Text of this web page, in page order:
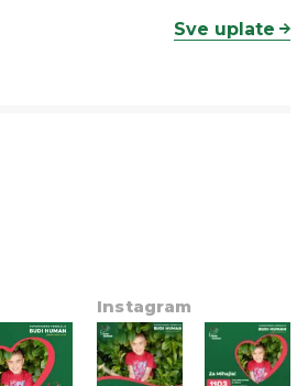
Sve uplate
Instagram